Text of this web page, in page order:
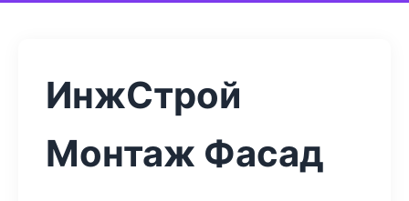
ИнжСтрой
Монтаж Фасад